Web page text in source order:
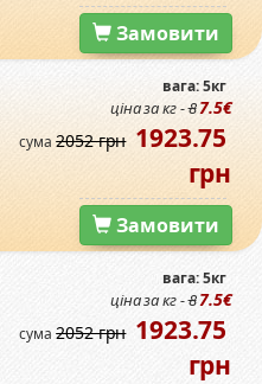
Замовити
вага: 5кг
ціна за кг -87.5€
сума2052 грн 1923.75
грн
Замовити
вага: 5кг
ціна за кг -87.5€
сума2052 грн 1923.75
грн